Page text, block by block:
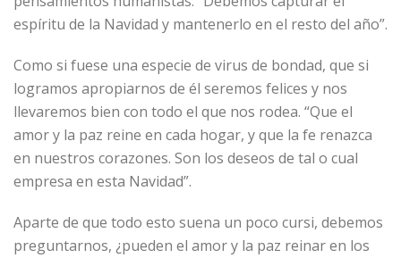
espíritu de la Navidad y mantenerlo en el resto del año”.
Como si fuese una especie de virus de bondad, que si
logramos apropiarnos de él seremos felices y nos
llevaremos bien con todo el que nos rodea. “Que el
amor y la paz reine en cada hogar, y que la fe renazca
en nuestros corazones. Son los deseos de tal o cual
empresa en esta Navidad”.
Aparte de que todo esto suena un poco cursi, debemos
preguntarnos, ¿pueden el amor y la paz reinar en los